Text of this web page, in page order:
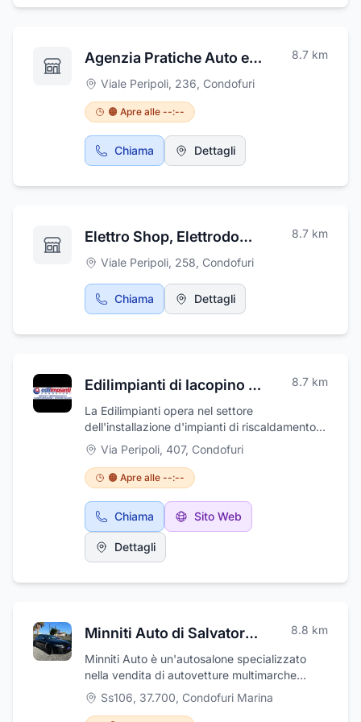
Agenzia Pratiche Auto e Moto di Nucera Maria Gisella 8.7 km
Viale Peripoli, 236, Condofuri
🟠 Apre alle --:--
Chiama Dettagli
Elettro Shop, Elettrodomestici, Antennistica, Tv, Telefonia, Computer, Assistenz 8.7 km
Viale Peripoli, 258, Condofuri
Chiama Dettagli
Edilimpianti di Iacopino Antonino 8.7 km
La Edilimpianti opera nel settore
dell'installazione d'impianti di riscaldamento,
condizionamento, pannelli solari, idraulici, nel
campo commerciale, industriale e civile.
L'esperienza maturata e la professionalità del
personale consentono di proporre soluzioni
impiantistiche tecnologicamente avanzate,
mirate a soddisfare le richieste più esigenti.
Presso l'azienda, è inoltre possibile trovare
un'esposizione di stufe a pellet, cucine a
i sistemi di riscaldamento domestico proposti
energia alternativa e rinnovabili. Un impegno
innovativo, nel rispetto dell'ambiente e dello
sfruttamento sostenibile delle risorse naturali.
l'opportunità di sfruttare i vantaggi del conto
termico e dello sconto in fattura.
Via Peripoli, 407, Condofuri
🟠 Apre alle --:--
Chiama Sito Web
Dettagli
Minniti Auto di Salvatore Minniti 8.8 km
Minniti Auto è un'autosalone specializzato
nella vendita di autovetture multimarche
nuove, usate, aziendale e KM 0.
Ss106, 37.700, Condofuri Marina